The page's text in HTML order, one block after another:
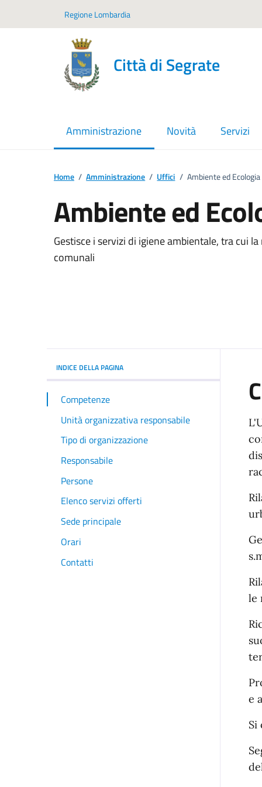
Regione Lombardia
Città di Segrate
Amministrazione
menu selezionato Novità Servizi
Home / Amministrazione / Uffici / Ambiente ed Ecologia
Ambiente ed
Gestisce i servizi di igiene ambientale, tra cui
comunali
INDICE DELLA PAGINA
Competenze
Unità organizzativa responsabile
Tipo di organizzazione
Responsabile
Persone
Elenco servizi offerti
Sede principale
Orari
Contatti
le
e
Si